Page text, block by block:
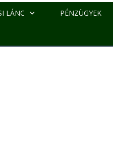
LÁNC PÉNZÜGYEK